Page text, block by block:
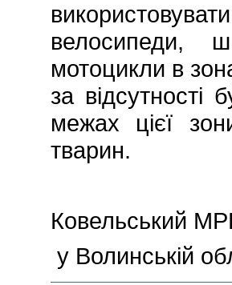
велосипеди,
мотоцикли в
за відсутності
межах цієї
тварин.
Ковельський
у Волинській